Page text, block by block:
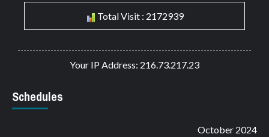
Total Visit : 2172939
Your IP Address: 216.73.217.23
Schedules
October 2024